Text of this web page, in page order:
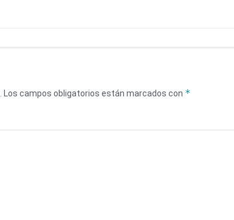
Los campos obligatorios están marcados con *